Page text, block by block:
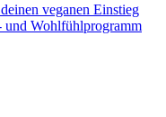
veganen Einstieg
und Wohlfühlprogramm